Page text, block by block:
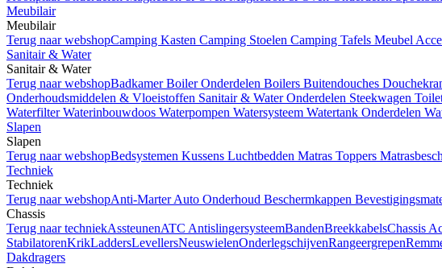
Meubilair
Meubilair
Terug naar webshopCamping Kasten Camping Stoelen Camping Tafels Meubel
Sanitair & Water
Sanitair & Water
Terug naar webshopBadkamerBoiler Onderdelen Boilers Buitendouches
Onderhoudsmiddelen & Vloeistoffen Sanitair & Water Onderdelen Steekwagen
WaterfilterWaterinbouwdoos Waterpompen Watersysteem Watertank Onderdelen
Slapen
Slapen
Terug naar webshopBedsystemen Kussens Luchtbedden Matras Toppers
Techniek
Techniek
Terug naar webshopAnti-MarterAuto Onderhoud Beschermkappen
Chassis
Terug naar techniekAssteunenATC AntislingersysteemBandenBreekkabelsChassis
StabilatorenKrikLaddersLevellersNeuswielenOnderlegschijvenRangeergrepen
Dakdragers